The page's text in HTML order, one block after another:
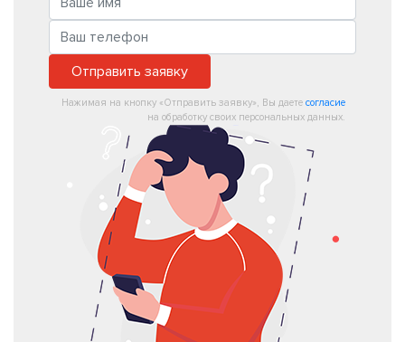
Отправить заявку
Нажимая на кнопку «Отправить заявку», Вы даете согласие
на обработку своих персональных данных.